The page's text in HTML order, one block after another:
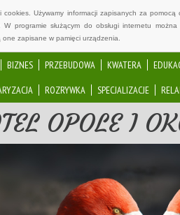
cookies. Używamy informacji zapisanych za
W programie służącym do obsługi internetu
zapisane w pamięci urządzenia.
BIZNES PRZEBUDOWA KWATERA
ROZRYWKA SPECJALIZACJE
OPOLE I